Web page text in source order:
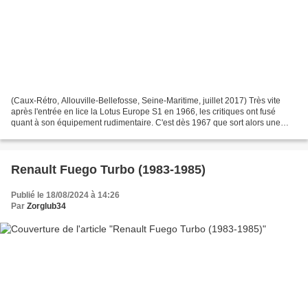
(Caux-Rétro, Allouville-Bellefosse, Seine-Maritime, juillet 2017) Très vite
après l'entrée en lice la Lotus Europe S1 en 1966, les critiques ont fusé
quant à son équipement rudimentaire. C'est dès 1967 que sort alors une
Renault Fuego Turbo (1983-1985)
Publié le 18/08/2024 à 14:26
Par Zorglub34